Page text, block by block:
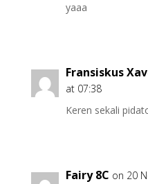
yaaa
Fransiskus
at 07:38
Keren sekali
Fairy 8C on 20